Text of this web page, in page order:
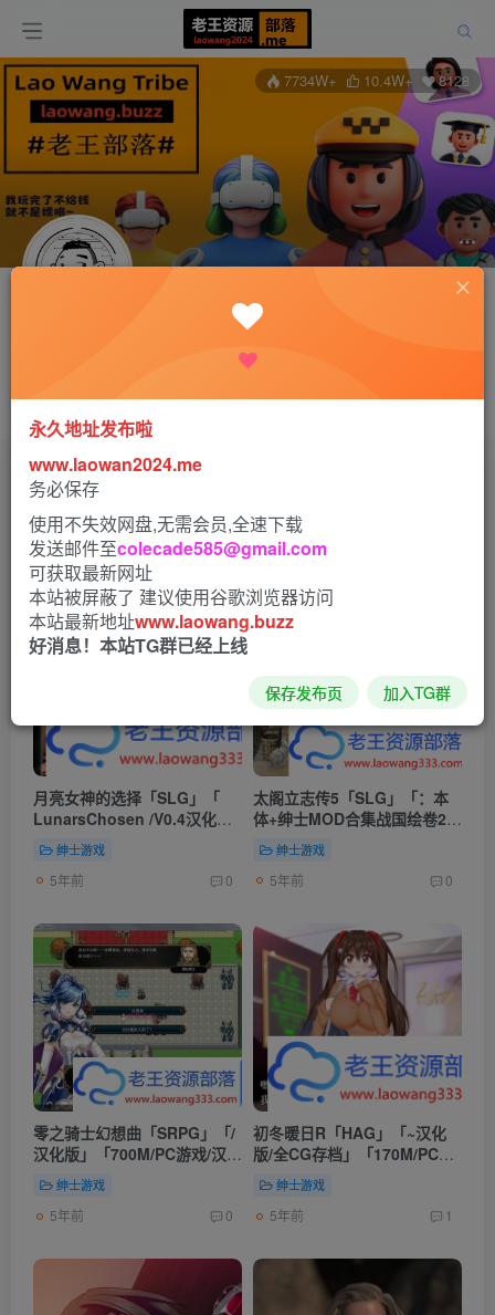
7734W+ 10.4W+ 8128
这家伙很懒，什么都没有写...
打赏
文章8970
发布 8970
月亮女神的选择「SLG」「
LunarsChosen /V0.4汉化
版」「1.35G/PC游戏/欧美沙
盒」绅士游戏
5年前 0
太阁立志传5「SLG」「：本
体+绅士MOD合集战国绘卷2.0
最终版」「450M/PC游戏/汉
化」绅士游戏
5年前 0
零之骑士幻想曲「SRPG」「/
汉化版」「700M/PC游戏/汉
化/CG」
绅士游戏
5年前 0
初冬暖日R「HAG」「~汉化
版/全CG存档」「170M/PC游
戏/2D互动」
绅士游戏
5年前 1
永久地址发布啦
www.laowan2024.me
务必保存
使用不失效网盘,无需会员,全速下载
发送邮件至colecade585@gmail.com
可获取最新网址
本站被屏蔽了 建议使用谷歌浏览器访问
本站最新地址www.laowang.buzz
好消息！本站TG群已经上线
保存发布页 加入TG群